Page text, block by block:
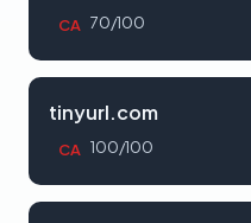
CA 70/100
tinyurl.com
CA 100/100